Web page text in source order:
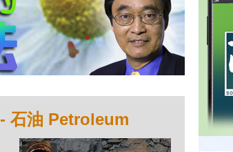
- 石油 Petroleum